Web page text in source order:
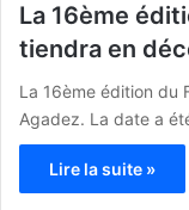
La 16ème
tiendra en
La 16ème édition du
Agadez. La date a
Lire la suite »